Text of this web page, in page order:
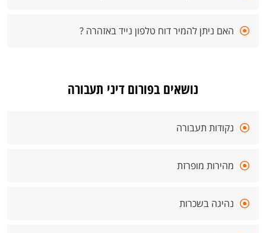
האם ניתן להמיר דוח טלפון נייד באזהרה ?
נושאים בפורום דיני תעבורה
נקודות תעבורה
מהירות מופרזת
נהיגה בשכרות